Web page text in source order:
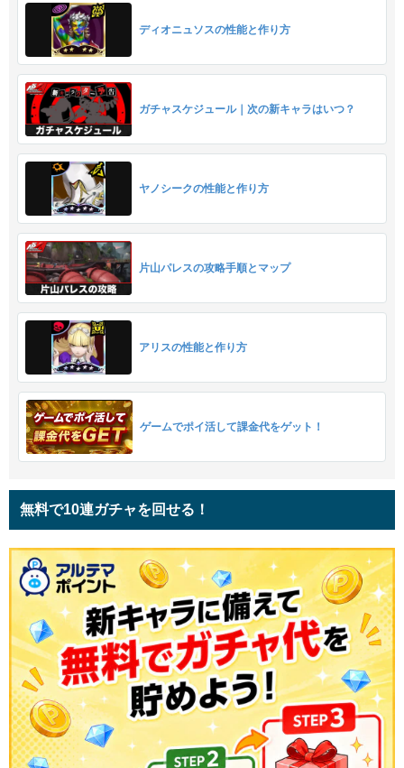
ディオニュソスの性能と作り方
ガチャスケジュール｜次の新キャラはいつ？
ヤノシークの性能と作り方
片山パレスの攻略手順とマップ
アリスの性能と作り方
ゲームでポイ活して課金代をゲット！
無料で10連ガチャを回せる！